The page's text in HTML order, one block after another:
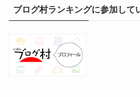
(31)
ブログ村ランキングに参加して